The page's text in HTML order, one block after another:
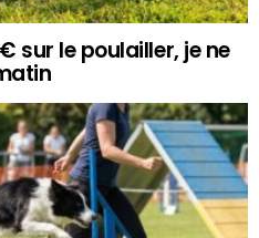
sur le poulailler, je ne